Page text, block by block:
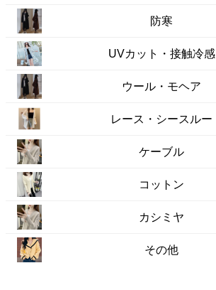
防寒
UVカット・接触冷感
ウール・モヘア
レース・シースルー
ケーブル
コットン
カシミヤ
その他